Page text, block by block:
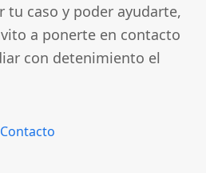
tu caso y poder ayudarte,
a ponerte en contacto
con detenimiento el
Contacto